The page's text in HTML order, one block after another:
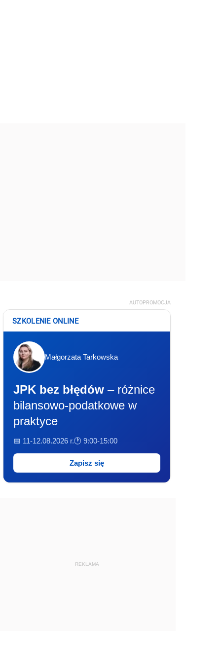
AUTOPROMOCJA
SZKOLENIE ONLINE
Małgorzata Tarkowska
JPK bez błędów – różnice
bilansowo-podatkowe w
praktyce
📅 11-12.08.2026 r.🕐 9:00-15:00
Zapisz się
REKLAMA